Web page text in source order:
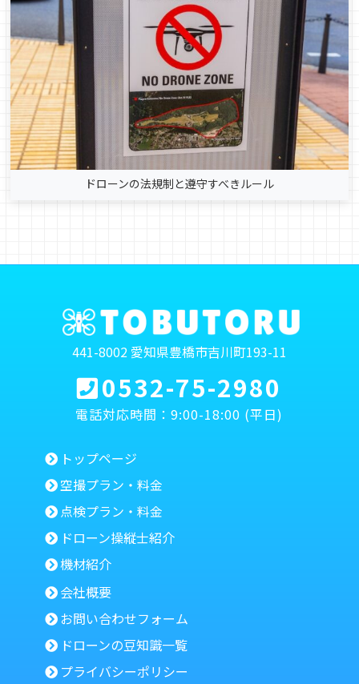
ドローンの法規制と遵守すべきルール
441-8002 愛知県豊橋市吉川町193-11
0532-75-2980
電話対応時間：9:00-18:00 (平日)
トップページ
空撮プラン・料金
点検プラン・料金
ドローン操縦士紹介
機材紹介
会社概要
お問い合わせフォーム
ドローンの豆知識一覧
プライバシーポリシー